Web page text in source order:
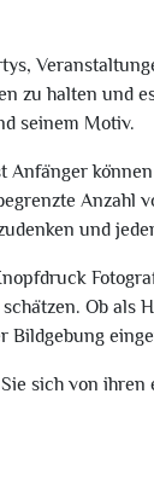
zu halten und
seinem Motiv.
Anfänger
Anzahl
und
Ob als
Bildgebung
sich von ihren